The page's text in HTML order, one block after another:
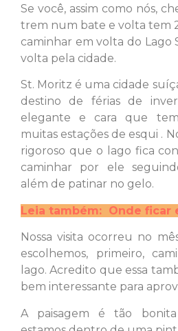
Se você, assim como nós,
trem num bate e volta tem 2
caminhar em volta do Lago
volta pela cidade.
St. Moritz é uma cidade
destino de férias de
elegante e cara que
muitas estações de esqui .
rigoroso que o lago fica
caminhar por ele
além de patinar no gelo.
Leia também: Onde ficar
Nossa visita ocorreu no
escolhemos, primeiro,
lago. Acredito que essa
bem interessante para
A paisagem é tão